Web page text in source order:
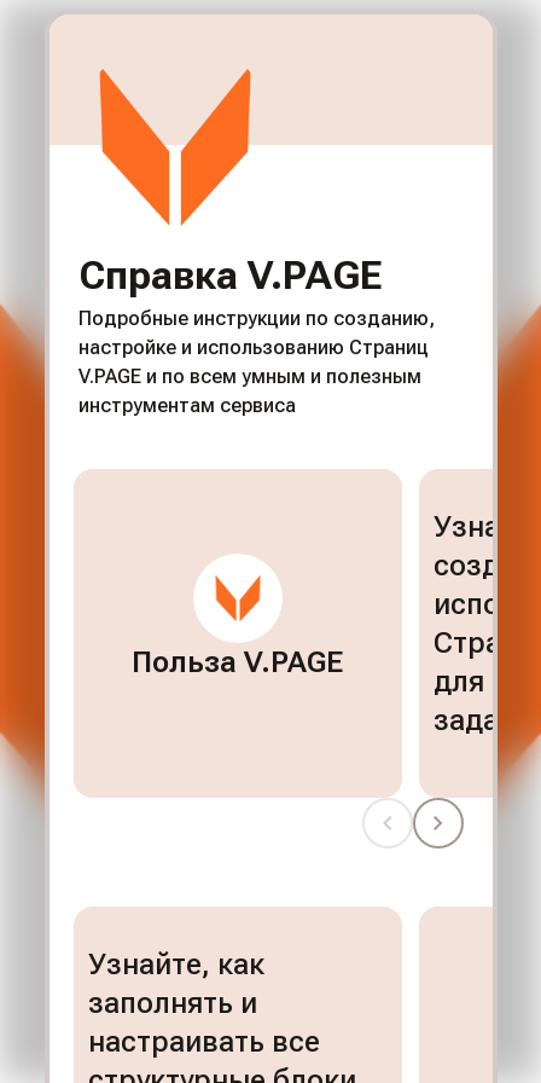
Справка V.PAGE
Подробные инструкции по созданию,
настройке и использованию Страниц
V.PAGE и по всем умным и полезным
инструментам сервиса
Польза V.PAGE
для
задач
Previous slide
Next slide
Узнайте, как
заполнять и
настраивать все